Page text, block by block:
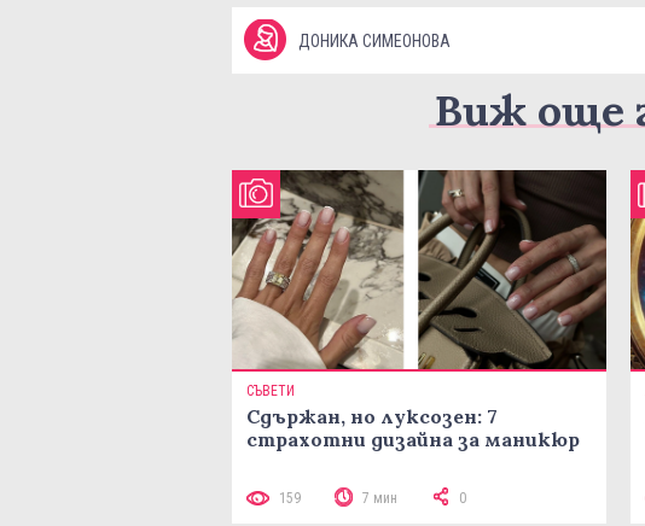
ДОНИКА СИМЕОНОВА
Виж още
СЪВЕТИ
Сдържан, но луксозен: 7
страхотни дизайна за маникюр
159 7 мин 0